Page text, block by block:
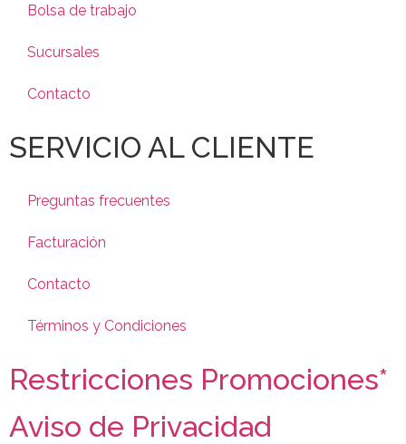
Bolsa de trabajo
Sucursales
Contacto
SERVICIO AL CLIENTE
Preguntas frecuentes
Facturación
Contacto
Términos y Condiciones
Restricciones Promociones*
Aviso de Privacidad